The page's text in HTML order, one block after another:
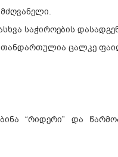
საჭიროების
თანდართულია ცალკე
“რიდერი” და